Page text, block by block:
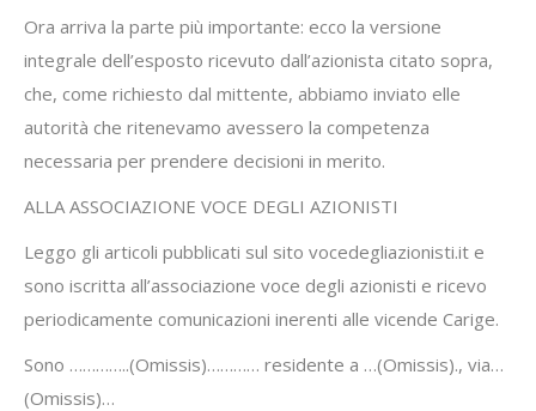
Ora arriva la parte più importante: ecco la versione
integrale dell’esposto ricevuto dall’azionista citato sopra,
che, come richiesto dal mittente, abbiamo inviato elle
autorità che ritenevamo avessero la competenza
necessaria per prendere decisioni in merito.
ALLA ASSOCIAZIONE VOCE DEGLI AZIONISTI
Leggo gli articoli pubblicati sul sito vocedegliazionisti.it e
sono iscritta all’associazione voce degli azionisti e ricevo
periodicamente comunicazioni inerenti alle vicende Carige.
Sono …………..(Omissis)………… residente a …(Omissis)., via…
(Omissis)…